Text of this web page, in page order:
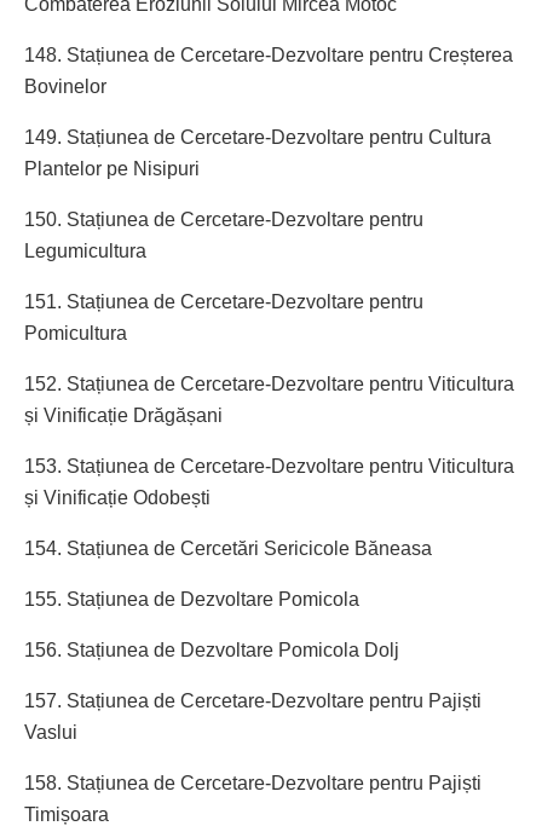
148. Stațiunea de Cercetare-Dezvoltare pentru Creșterea
Bovinelor
149. Stațiunea de Cercetare-Dezvoltare pentru Cultura
Plantelor pe Nisipuri
150. Stațiunea de Cercetare-Dezvoltare pentru
Legumicultura
151. Stațiunea de Cercetare-Dezvoltare pentru
Pomicultura
152. Stațiunea de Cercetare-Dezvoltare pentru Viticultura
și Vinificație Drăgășani
153. Stațiunea de Cercetare-Dezvoltare pentru Viticultura
și Vinificație Odobești
154. Stațiunea de Cercetări Sericicole Băneasa
155. Stațiunea de Dezvoltare Pomicola
156. Stațiunea de Dezvoltare Pomicola Dolj
157. Stațiunea de Cercetare-Dezvoltare pentru Pajiști
Vaslui
158. Stațiunea de Cercetare-Dezvoltare pentru Pajiști
Timișoara